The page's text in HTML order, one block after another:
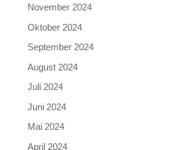
November 2024
Oktober 2024
September 2024
August 2024
Juli 2024
Juni 2024
Mai 2024
April 2024